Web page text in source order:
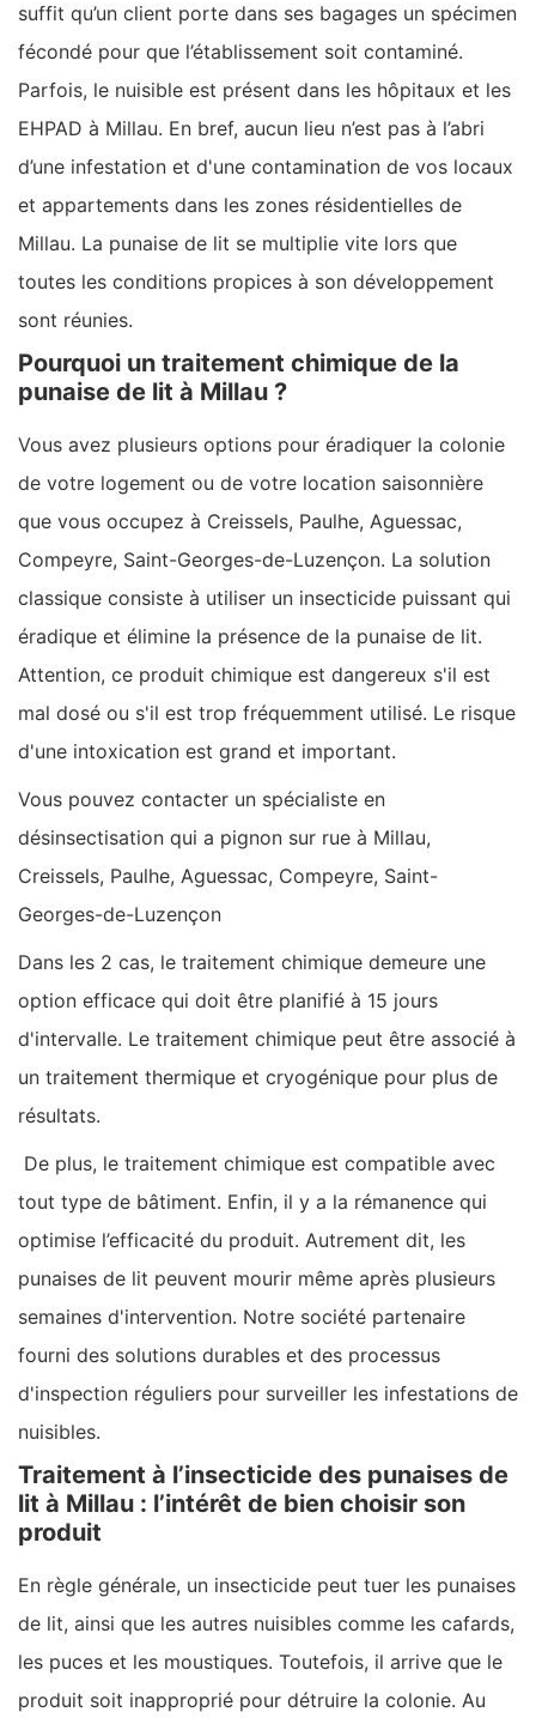
suffit qu’un client porte dans ses bagages un spécimen
fécondé pour que l’établissement soit contaminé.
Parfois, le nuisible est présent dans les hôpitaux et les
EHPAD à Millau. En bref, aucun lieu n’est pas à l’abri
d’une infestation et d'une contamination de vos locaux
et appartements dans les zones résidentielles de
Millau. La punaise de lit se multiplie vite lors que
toutes les conditions propices à son développement
sont réunies.
Pourquoi un traitement chimique de la
punaise de lit à Millau ?
Vous avez plusieurs options pour éradiquer la colonie
de votre logement ou de votre location saisonnière
que vous occupez à Creissels, Paulhe, Aguessac,
Compeyre, Saint-Georges-de-Luzençon. La solution
classique consiste à utiliser un insecticide puissant qui
éradique et élimine la présence de la punaise de lit.
Attention, ce produit chimique est dangereux s'il est
mal dosé ou s'il est trop fréquemment utilisé. Le risque
d'une intoxication est grand et important.
Vous pouvez contacter un spécialiste en
désinsectisation qui a pignon sur rue à Millau,
Creissels, Paulhe, Aguessac, Compeyre, Saint-
Georges-de-Luzençon
Dans les 2 cas, le traitement chimique demeure une
option efficace qui doit être planifié à 15 jours
d'intervalle. Le traitement chimique peut être associé à
un traitement thermique et cryogénique pour plus de
résultats.
De plus, le traitement chimique est compatible avec
tout type de bâtiment. Enfin, il y a la rémanence qui
optimise l’efficacité du produit. Autrement dit, les
punaises de lit peuvent mourir même après plusieurs
semaines d'intervention. Notre société partenaire
fourni des solutions durables et des processus
d'inspection réguliers pour surveiller les infestations de
nuisibles.
Traitement à l’insecticide des punaises de
lit à Millau : l’intérêt de bien choisir son
produit
En règle générale, un insecticide peut tuer les punaises
de lit, ainsi que les autres nuisibles comme les cafards,
les puces et les moustiques. Toutefois, il arrive que le
produit soit inapproprié pour détruire la colonie. Au